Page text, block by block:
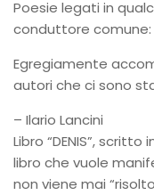
Poesie legati in
conduttore comune:
Egregiamente
autori che ci sono
– Ilario Lancini
Libro “DENIS”,
libro che vuole
non viene mai